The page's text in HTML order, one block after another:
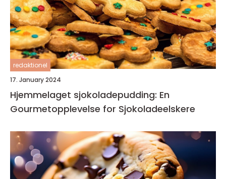
redaktionel
17. January 2024
Hjemmelaget sjokoladepudding: En
Gourmetopplevelse for Sjokoladeelskere